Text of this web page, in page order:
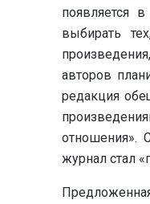
появляется
выбирать
авторов
редакция
отношения».
журнал стал